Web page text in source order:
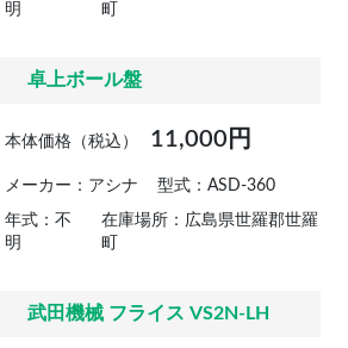
明
町
卓上ボール盤
本体価格（税込） 11,000円
メーカー：アシナ 型式：ASD-360
年式：不
明
在庫場所：広島県世羅郡世羅
町
武田機械 フライス VS2N-LH